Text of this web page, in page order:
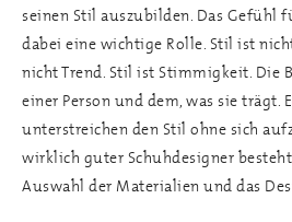
seinen Stil auszubilden. Das Gefühl
dabei eine wichtige Rolle. Stil ist
nicht Trend. Stil ist Stimmigkeit. Die
einer Person und dem, was sie trägt.
unterstreichen den Stil ohne sich
wirklich guter Schuhdesigner
Auswahl der Materialien und das